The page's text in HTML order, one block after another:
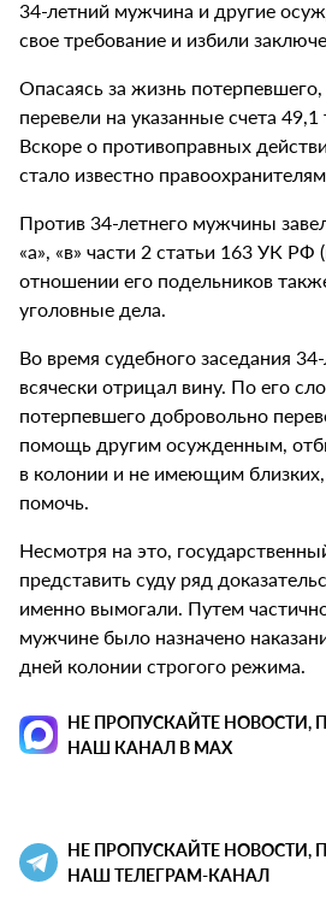
34-летний мужчина и другие
свое требование и избили
Опасаясь за жизнь
перевели на указанные счета
Вскоре о противоправных
стало известно
Против 34-летнего мужчины
«а», «в» части 2 статьи 163 УК РФ
отношении его подельников
уголовные дела.
Во время судебного заседания
всячески отрицал вину. По его
потерпевшего добровольно
помощь другим осужденным,
в колонии и не имеющим
помочь.
Несмотря на это,
представить суду ряд
именно вымогали. Путем
мужчине было назначено
дней колонии строгого режима.
НЕ ПРОПУСКАЙТЕ НОВОСТИ,
НАШ КАНАЛ В MAX
НЕ ПРОПУСКАЙТЕ НОВОСТИ,
НАШ ТЕЛЕГРАМ-КАНАЛ